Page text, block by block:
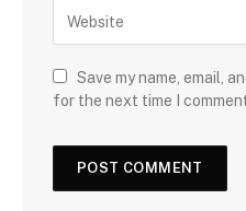
Save my name, email,
for the next time I